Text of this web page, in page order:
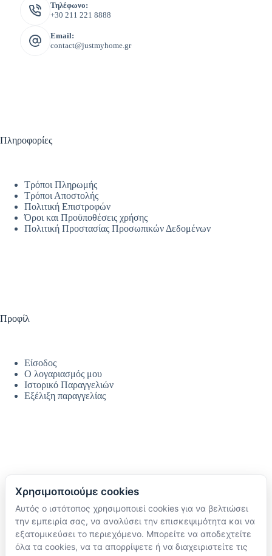
Τηλέφωνο:
+30 211 221 8888
Email:
contact@justmyhome.gr
Πληροφορίες
Τρόποι Πληρωμής
Τρόποι Αποστολής
Πολιτική Επιστροφών
Όροι και Προϋποθέσεις χρήσης
Πολιτική Προστασίας Προσωπικών Δεδομένων
Προφίλ
Είσοδος
Ο λογαριασμός μου
Ιστορικό Παραγγελιών
Εξέλιξη παραγγελίας
Ακολουθήστε μας
TikTok
Instagram
Χρησιμοποιούμε cookies
Αυτός ο ιστότοπος χρησιμοποιεί cookies για να βελτιώσει
την εμπειρία σας, να αναλύσει την επισκεψιμότητα και να
εξατομικεύσει το περιεχόμενο. Μπορείτε να αποδεχτείτε
όλα τα cookies, να τα απορρίψετε ή να διαχειριστείτε τις